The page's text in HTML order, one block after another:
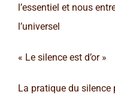
l’essentiel et nous
l’universel
« Le silence est d’or »
La pratique du silence